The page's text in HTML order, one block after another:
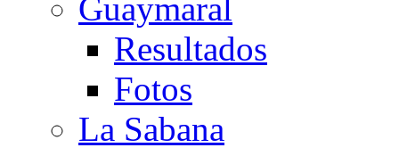
Guaymaral
Resultados
Fotos
La Sabana